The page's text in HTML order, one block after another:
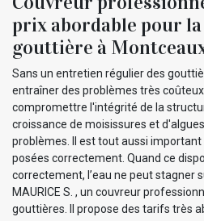
prix abordable pour la
gouttière à
Sans un entretien régulier des
entraîner des problèmes très
compromettre l'intégrité de la
croissance de moisissures et
problèmes. Il est tout aussi important
posées correctement. Quand ce
correctement, l’eau ne peut stagner
MAURICE S. , un couvreur
gouttières. Il propose des tarifs très